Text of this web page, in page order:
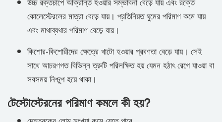
কোলেস্টেরলের মাত্রা বেড়ে যায়। প্রতিনিয়ত ঘুমের পরিমাণ কমে যায়
এবং মাথাব্যথার পরিমাণ বেড়ে যায়।
কিশোর-কিশোরীদের ক্ষেত্রে খাটো হওয়ার প্রবণতা বেড়ে যায়। সেই
সাথে আচরণগত বিভিন্ন ত্রুটি পরিলক্ষিত হয় যেমন হঠাৎ রেগে যাওয়া বা
সবসময় নিশ্চুপ হয়ে থাকা।
টেস্টোস্টেরনের পরিমাণ কমলে কী হয়?